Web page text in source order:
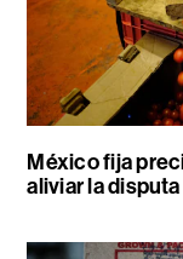
México fija
aliviar la